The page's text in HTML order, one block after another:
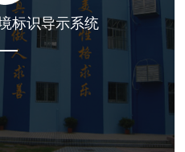
标识导示系统